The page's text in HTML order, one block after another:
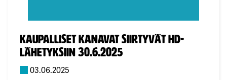
Kaupalliset kanavat siirtyvät HD-
lähetyksiin 30.6.2025
Julkaistu:
03.06.2025